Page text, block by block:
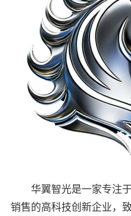
华翼智光是一家专注
销售的高科技创新企业，